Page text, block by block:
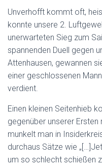
Unverhofft kommt oft,
konnte unsere 2.
unerwarteten Sieg zum
spannenden Duell gegen
Attenhausen, gewannen
einer geschlossenen
verdient.
Einen kleinen Seitenhieb
gegenüber unserer
munkelt man in
durchaus Sätze wie
um so schlecht schießen